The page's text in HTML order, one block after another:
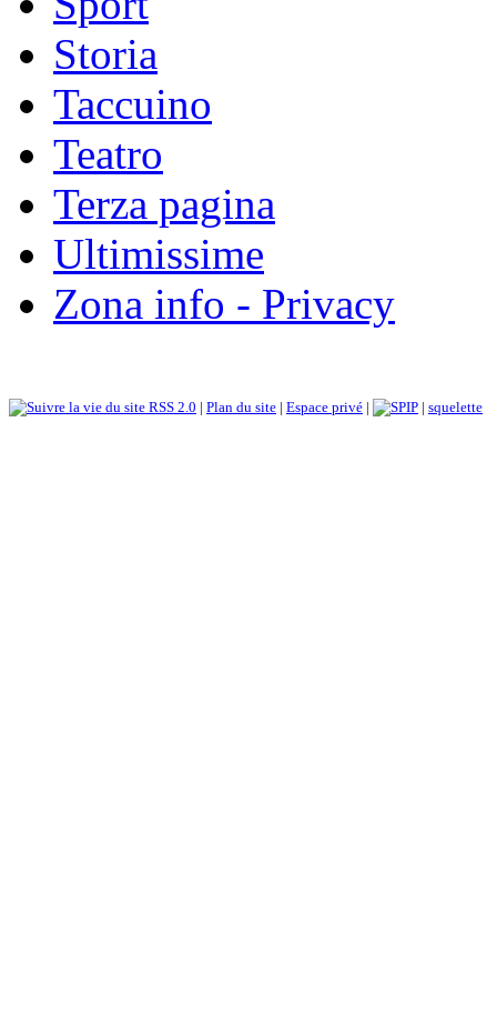
Storia
Taccuino
Teatro
Terza pagina
Ultimissime
Zona info - Privacy
RSS 2.0 | Plan du site | Espace privé | | squelette